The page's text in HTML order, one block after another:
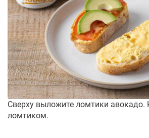
Сверху выложите ломтики авокадо.
ломтиком.